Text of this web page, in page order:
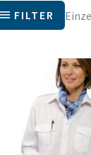
FILTER